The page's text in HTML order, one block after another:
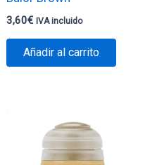
3,60€ IVA incluido
Añadir al carrito